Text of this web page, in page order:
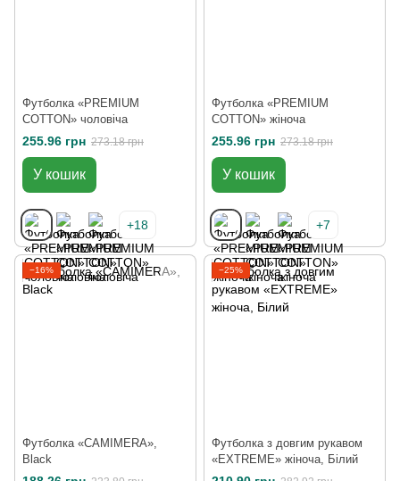
Футболка «PREMIUM
COTTON» чоловіча
255.96 грн 273.18 грн
У кошик
+18
Футболка «PREMIUM
COTTON» жіноча
255.96 грн 273.18 грн
У кошик
+7
−16%
Футболка «CAMIMERA»,
Black
−25%
Футболка з довгим рукавом
«EXTREME» жіноча, Білий